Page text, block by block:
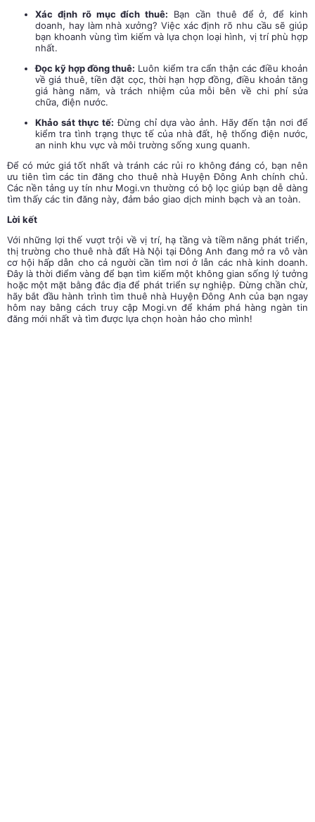
Xác định rõ mục đích thuê: Bạn cần thuê để ở, để kinh
doanh, hay làm nhà xưởng? Việc xác định rõ nhu cầu sẽ giúp
bạn khoanh vùng tìm kiếm và lựa chọn loại hình, vị trí phù hợp
nhất.
Đọc kỹ hợp đồng thuê: Luôn kiểm tra cẩn thận các điều khoản
về giá thuê, tiền đặt cọc, thời hạn hợp đồng, điều khoản tăng
giá hàng năm, và trách nhiệm của mỗi bên về chi phí sửa
chữa, điện nước.
Khảo sát thực tế: Đừng chỉ dựa vào ảnh. Hãy đến tận nơi để
kiểm tra tình trạng thực tế của nhà đất, hệ thống điện nước,
an ninh khu vực và môi trường sống xung quanh.
Để có mức giá tốt nhất và tránh các rủi ro không đáng có, bạn nên
ưu tiên tìm các tin đăng cho thuê nhà Huyện Đông Anh chính chủ.
Các nền tảng uy tín như Mogi.vn thường có bộ lọc giúp bạn dễ dàng
tìm thấy các tin đăng này, đảm bảo giao dịch minh bạch và an toàn.
Lời kết
Với những lợi thế vượt trội về vị trí, hạ tầng và tiềm năng phát triển,
thị trường cho thuê nhà đất Hà Nội tại Đông Anh đang mở ra vô vàn
cơ hội hấp dẫn cho cả người cần tìm nơi ở lẫn các nhà kinh doanh.
Đây là thời điểm vàng để bạn tìm kiếm một không gian sống lý tưởng
hoặc một mặt bằng đắc địa để phát triển sự nghiệp. Đừng chần chừ,
hãy bắt đầu hành trình tìm thuê nhà Huyện Đông Anh của bạn ngay
hôm nay bằng cách truy cập Mogi.vn để khám phá hàng ngàn tin
đăng mới nhất và tìm được lựa chọn hoàn hảo cho mình!